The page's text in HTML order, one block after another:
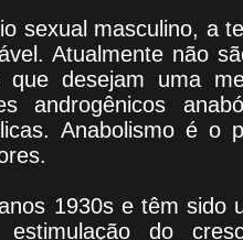
sexual masculino, a
Atualmente não
desejam uma
androgênicos
Anabolismo é o
1930s e têm sido
do